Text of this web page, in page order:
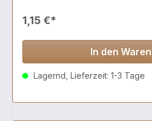
1,15 €*
In den
Lagernd, Lieferzeit: 1-3 Tage